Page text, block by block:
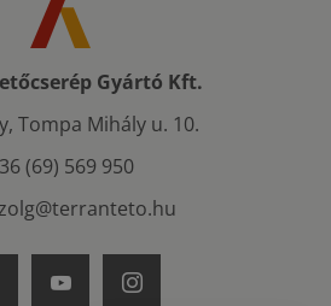
Gyártó Kft.
Tompa Mihály u. 10.
(69) 569 950